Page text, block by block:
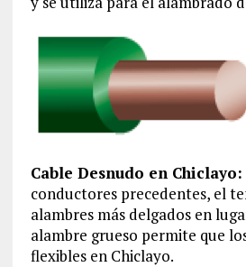
Cable Desnudo en Chiclayo:
conductores precedentes, el
alambres más delgados en
alambre grueso permite que
flexibles en Chiclayo.